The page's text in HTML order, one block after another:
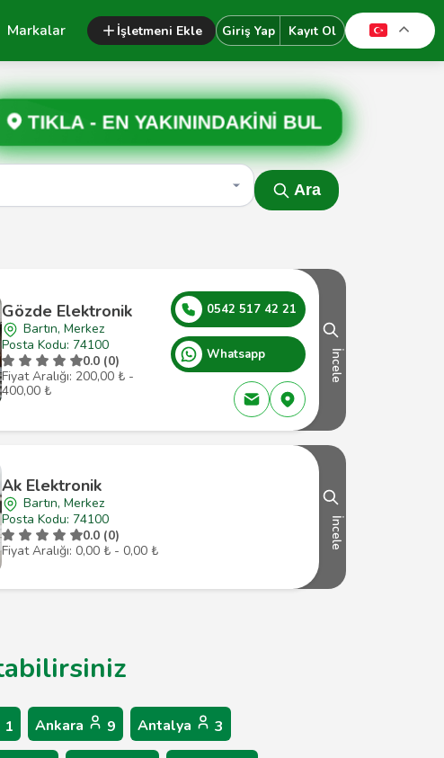
Markalar İşletmeni Ekle Giriş Yap Kayıt Ol
TIKLA -EN YAKININDAKİNİ BUL
Ara
Gözde Elektronik
Bartın, Merkez
Posta Kodu: 74100
0.0 (0)
Fiyat Aralığı: 200,00 ₺ -
400,00 ₺
0542 517 42 21
Whatsapp İncele
Ak Elektronik
Bartın, Merkez
Posta Kodu: 74100
0.0 (0)
Fiyat Aralığı: 0,00 ₺ - 0,00 ₺
İncele
1 Ankara 9 Antalya 3